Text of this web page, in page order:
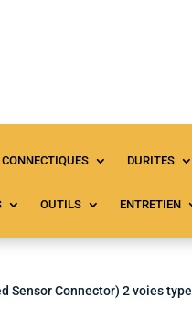
CONNECTIQUES DURITES
OUTILS ENTRETIEN
Sensor Connector) 2 voies